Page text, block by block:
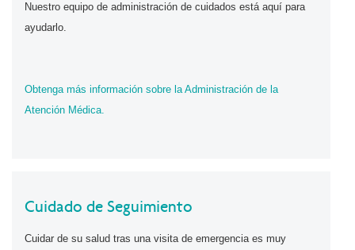
Nuestro equipo de administración de cuidados está aquí para
ayudarlo.
Obtenga más información sobre la Administración de la
Atención Médica.
Cuidado de Seguimiento
Cuidar de su salud tras una visita de emergencia es muy